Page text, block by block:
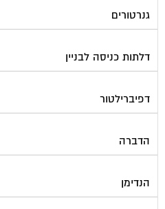
גנרטורים
דלתות כניסה לבניין
דפיברילטור
הדברה
הנדימן